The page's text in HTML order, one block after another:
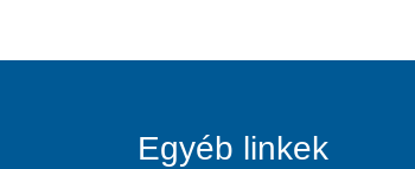
Egyéb linkek